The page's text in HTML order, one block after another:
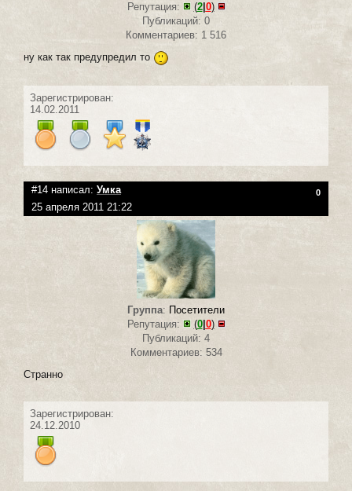
Репутация:
(2| 0)
Публикаций: 0
Комментариев: 1 516
ну как так предупредил то
Зарегистрирован:
14.02.2011
#14 написал: Умка 0
25 апреля 2011 21:22
Группа: Посетители
Репутация:
(0| 0)
Публикаций: 4
Комментариев: 534
Странно
Зарегистрирован:
24.12.2010